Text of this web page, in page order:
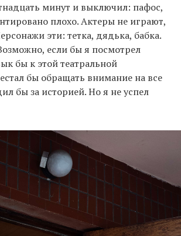
минут и выключил: пафос,
плохо. Актеры не играют,
эти: тетка, дядька, бабка.
если бы я посмотрел
бы к этой театральной
бы обращать внимание на все
бы за историей. Но я не успел